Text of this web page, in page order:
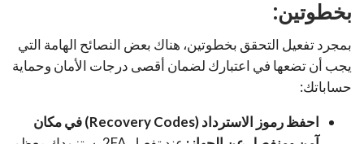
بخطوتين:
بمجرد تفعيل التحقق بخطوتين، هناك بعض النصائح الهامة التي
يجب أن تضعها في اعتبارك لضمان أقصى درجات الأمان وحماية
حساباتك:
احفظ رموز الاسترداد (Recovery Codes) في مكان